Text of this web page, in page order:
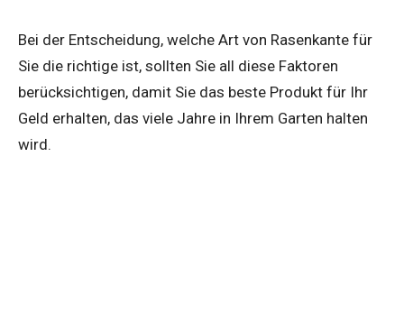
Bei der Entscheidung, welche Art von Rasenkante für
Sie die richtige ist, sollten Sie all diese Faktoren
berücksichtigen, damit Sie das beste Produkt für Ihr
Geld erhalten, das viele Jahre in Ihrem Garten halten
wird.